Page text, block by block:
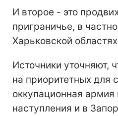
И второе - это
приграничье, в
Харьковской
Источники уточняют,
на приоритетных для
оккупационная
наступления и в